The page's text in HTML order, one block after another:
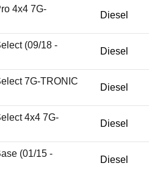
4x4 7G-
Diesel
(09/18 -
Diesel
7G-TRONIC
Diesel
4x4 7G-
Diesel
(01/15 -
Diesel